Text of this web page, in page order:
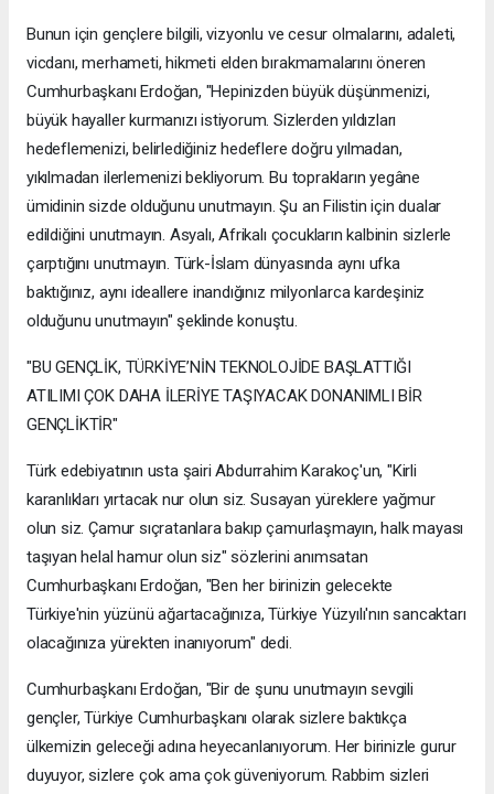
Bunun için gençlere bilgili, vizyonlu ve cesur olmalarını, adaleti,
vicdanı, merhameti, hikmeti elden bırakmamalarını öneren
Cumhurbaşkanı Erdoğan, "Hepinizden büyük düşünmenizi,
büyük hayaller kurmanızı istiyorum. Sizlerden yıldızları
hedeflemenizi, belirlediğiniz hedeflere doğru yılmadan,
yıkılmadan ilerlemenizi bekliyorum. Bu toprakların yegâne
ümidinin sizde olduğunu unutmayın. Şu an Filistin için dualar
edildiğini unutmayın. Asyalı, Afrikalı çocukların kalbinin sizlerle
çarptığını unutmayın. Türk-İslam dünyasında aynı ufka
baktığınız, aynı ideallere inandığınız milyonlarca kardeşiniz
olduğunu unutmayın" şeklinde konuştu.
"BU GENÇLİK, TÜRKİYE’NİN TEKNOLOJİDE BAŞLATTIĞI
ATILIMI ÇOK DAHA İLERİYE TAŞIYACAK DONANIMLI BİR
GENÇLİKTİR"
Türk edebiyatının usta şairi Abdurrahim Karakoç'un, "Kirli
karanlıkları yırtacak nur olun siz. Susayan yüreklere yağmur
olun siz. Çamur sıçratanlara bakıp çamurlaşmayın, halk mayası
taşıyan helal hamur olun siz" sözlerini anımsatan
Cumhurbaşkanı Erdoğan, "Ben her birinizin gelecekte
Türkiye'nin yüzünü ağartacağınıza, Türkiye Yüzyılı'nın sancaktarı
olacağınıza yürekten inanıyorum" dedi.
Cumhurbaşkanı Erdoğan, "Bir de şunu unutmayın sevgili
gençler, Türkiye Cumhurbaşkanı olarak sizlere baktıkça
ülkemizin geleceği adına heyecanlanıyorum. Her birinizle gurur
duyuyor, sizlere çok ama çok güveniyorum. Rabbim sizleri